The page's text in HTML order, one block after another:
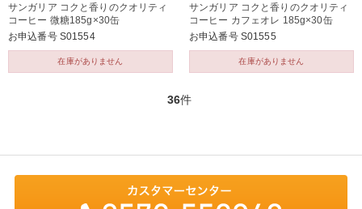
サンガリア コクと香りのクオリティ
コーヒー 微糖185g×30缶
お申込番号 S01554
在庫がありません
サンガリア コクと香りのクオリティ
コーヒー カフェオレ 185g×30缶
お申込番号 S01555
在庫がありません
36件